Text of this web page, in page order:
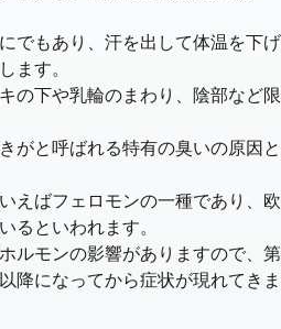
でもあり、汗を出して体温を下げ
ます。
の下や乳輪のまわり、陰部など限
がと呼ばれる特有の臭いの原因と
えばフェロモンの一種であり、欧
るといわれます。
ルモンの影響がありますので、第
降になってから症状が現れてきま